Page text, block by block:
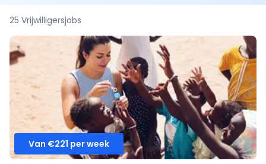
25 Vrijwilligersjobs
Van €221 per week